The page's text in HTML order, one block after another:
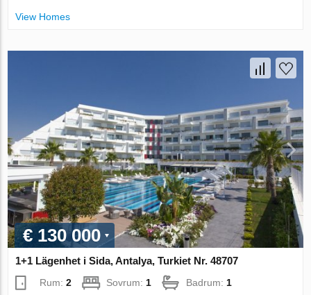
View Homes
€ 130 000
1+1 Lägenhet i Sida, Antalya, Turkiet Nr. 48707
Rum:2 Sovrum: 1 Badrum: 1